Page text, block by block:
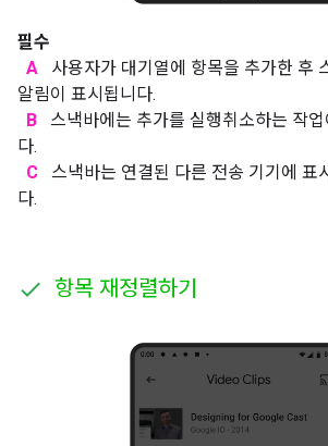
필수
A
사용자가 대기열에 항목을 추가한 후
알림이 표시됩니다.
B
스낵바에는 추가를 실행취소하는 작
다.
C
스낵바는 연결된 다른 전송 기기에 표
다.
항목 재정렬하기